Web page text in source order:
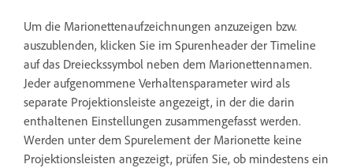
Um die Marionettenaufzeichnungen anzuzeigen bzw.
auszublenden, klicken Sie im Spurenheader der Timeline
auf das Dreieckssymbol neben dem Marionettennamen.
Jeder aufgenommene Verhaltensparameter wird als
separate Projektionsleiste angezeigt, in der die darin
enthaltenen Einstellungen zusammengefasst werden.
Werden unter dem Spurelement der Marionette keine
Projektionsleisten angezeigt, prüfen Sie, ob mindestens ein